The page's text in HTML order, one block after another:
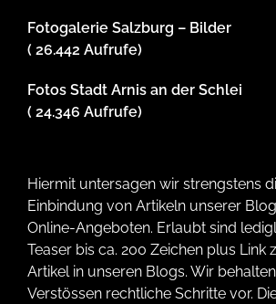
Fotogalerie Salzburg – Bilder
( 26.442 Aufrufe)
Fotos Stadt Arnis an der Schlei
( 24.346 Aufrufe)
Hiermit untersagen wir strengstens
Einbindung von Artikeln unserer
Online-Angeboten. Erlaubt sind
Teaser bis ca. 200 Zeichen plus Link
Artikel in unseren Blogs. Wir
Verstössen rechtliche Schritte vor.